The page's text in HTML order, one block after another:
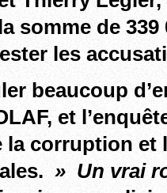
somme de
les
beaucoup
et
la corruption et
» Un vrai